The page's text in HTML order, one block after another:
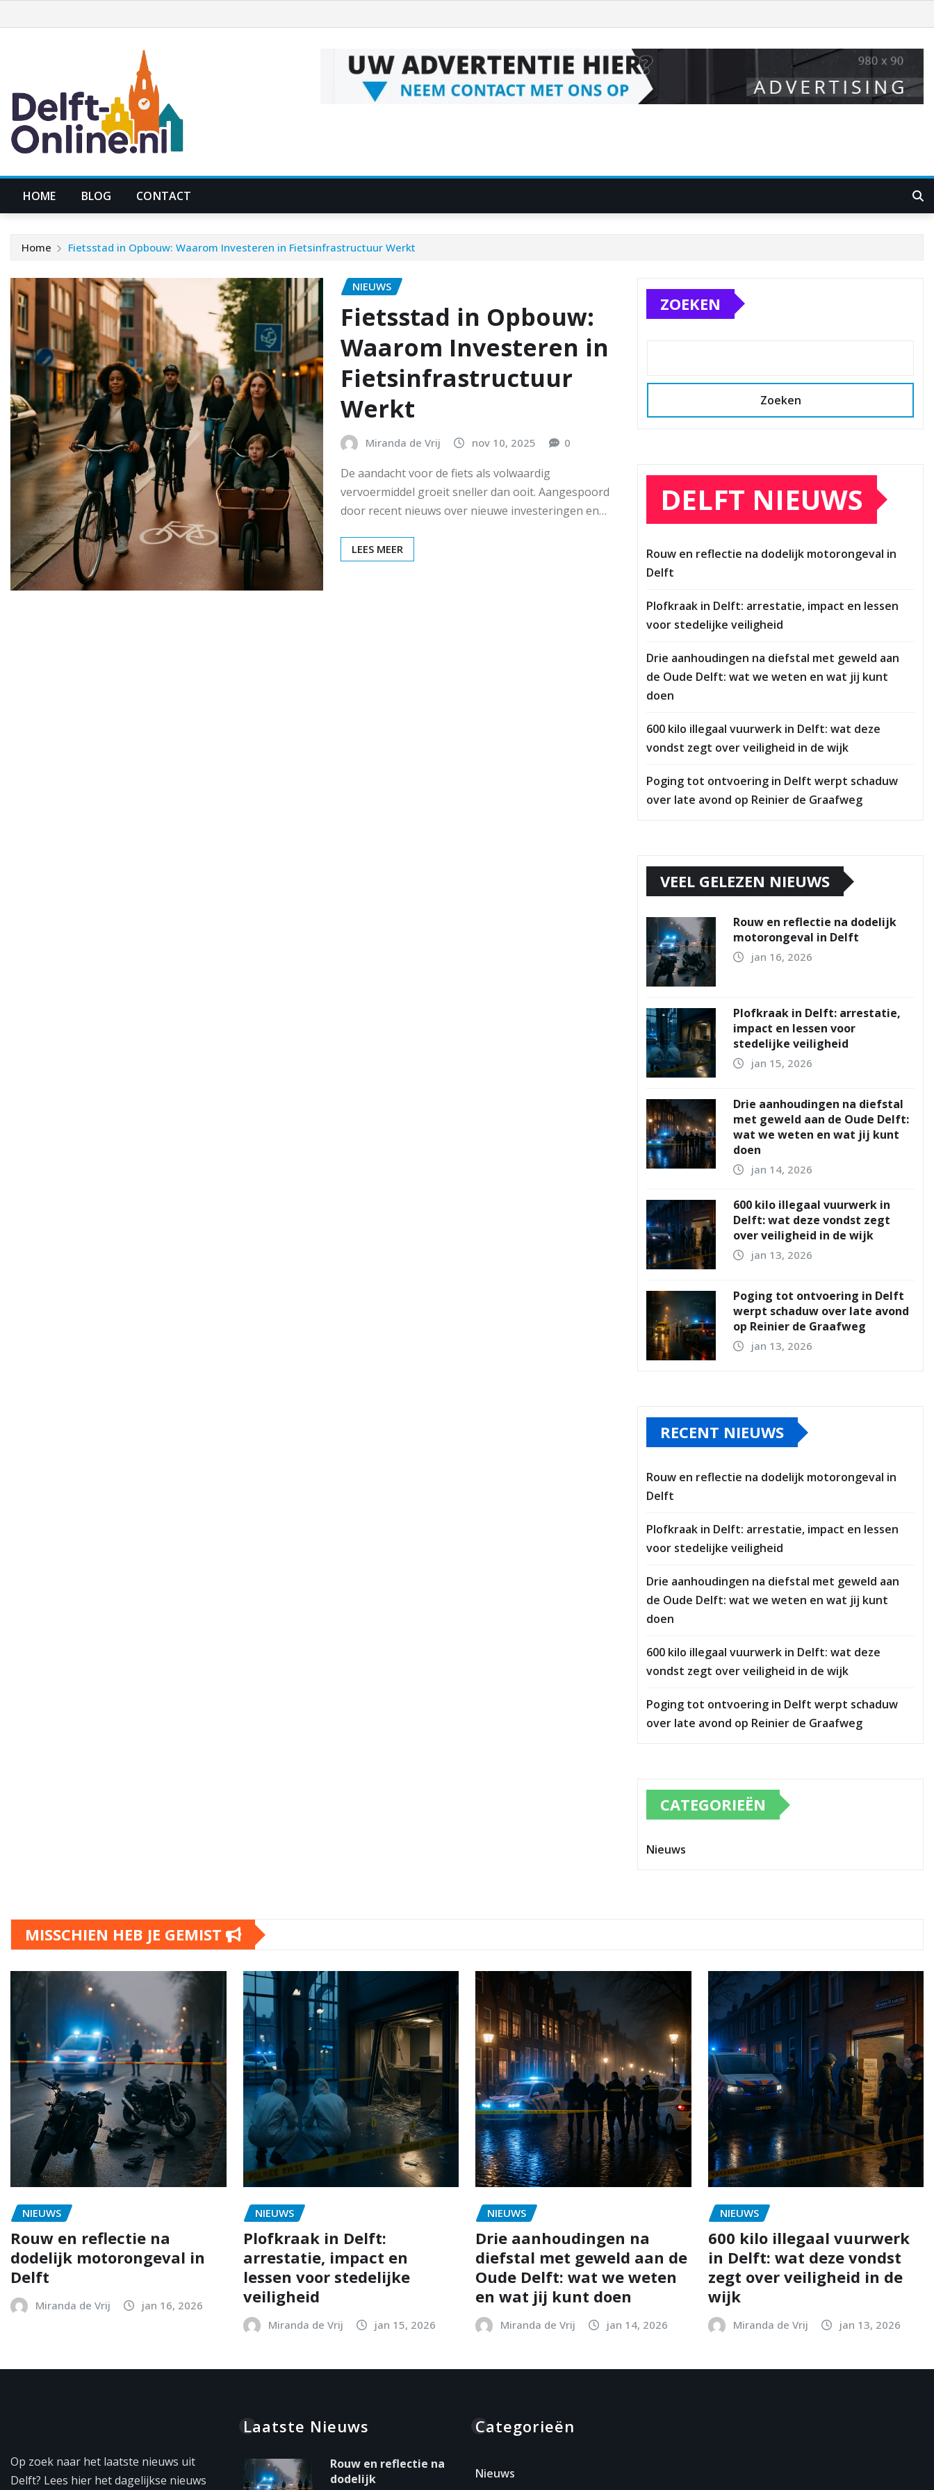
naar
HOME BLOG CONTACT
Home Fietsstad in Opbouw: Waarom Investeren in Fietsinfrastructuur Werkt
NIEUWS
Fietsstad in Opbouw:
Waarom Investeren in
Fietsinfrastructuur
Werkt
Miranda de Vrij nov 10, 2025 0
De aandacht voor de fiets als volwaardig
vervoermiddel groeit sneller dan ooit. Aangespoord
door recent nieuws over nieuwe investeringen en…
LEES MEER
ZOEKEN
Zoeken
DELFT NIEUWS
Rouw en reflectie na dodelijk motorongeval in
Delft
Plofkraak in Delft: arrestatie, impact en lessen
voor stedelijke veiligheid
Drie aanhoudingen na diefstal met geweld aan
de Oude Delft: wat we weten en wat jij kunt
doen
600 kilo illegaal vuurwerk in Delft: wat deze
vondst zegt over veiligheid in de wijk
Poging tot ontvoering in Delft werpt schaduw
over late avond op Reinier de Graafweg
VEEL GELEZEN NIEUWS
Rouw en reflectie na dodelijk
motorongeval in Delft
jan 16, 2026
Plofkraak in Delft: arrestatie,
impact en lessen voor
stedelijke veiligheid
jan 15, 2026
Drie aanhoudingen na diefstal
met geweld aan de Oude Delft:
wat we weten en wat jij kunt
doen
jan 14, 2026
600 kilo illegaal vuurwerk in
Delft: wat deze vondst zegt
over veiligheid in de wijk
jan 13, 2026
Poging tot ontvoering in Delft
werpt schaduw over late avond
op Reinier de Graafweg
jan 13, 2026
RECENT NIEUWS
Rouw en reflectie na dodelijk motorongeval in
Delft
Plofkraak in Delft: arrestatie, impact en lessen
voor stedelijke veiligheid
Drie aanhoudingen na diefstal met geweld aan
de Oude Delft: wat we weten en wat jij kunt
doen
600 kilo illegaal vuurwerk in Delft: wat deze
vondst zegt over veiligheid in de wijk
Poging tot ontvoering in Delft werpt schaduw
over late avond op Reinier de Graafweg
CATEGORIEËN
Nieuws
MISSCHIEN HEB JE GEMIST
NIEUWS
Rouw en reflectie na
dodelijk motorongeval in
Delft
Miranda de Vrij jan 16, 2026
NIEUWS
Plofkraak in Delft:
arrestatie, impact en
lessen voor stedelijke
veiligheid
Miranda de Vrij jan 15, 2026
NIEUWS
Drie aanhoudingen na
diefstal met geweld aan de
Oude Delft: wat we weten
en wat jij kunt doen
Miranda de Vrij jan 14, 2026
NIEUWS
600 kilo illegaal vuurwerk
in Delft: wat deze vondst
zegt over veiligheid in de
wijk
Miranda de Vrij jan 13, 2026
Op zoek naar het laatste nieuws uit
Delft? Lees hier het dagelijkse nieuws
Laatste Nieuws
Rouw en reflectie na
dodelijk
Categorieën
Nieuws